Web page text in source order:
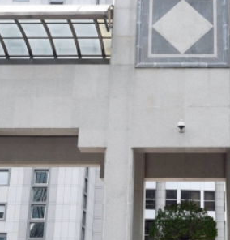
家共話時代命題
儒煥新升級 五組數據見證文儒沉
儋州以舊換新帶動消費約18億元
屬國企去年合計營收2.58萬億 利潤
園閱讀活動解鎖閱讀新玩法
樂藝術家齊聚深圳，共奏客家文